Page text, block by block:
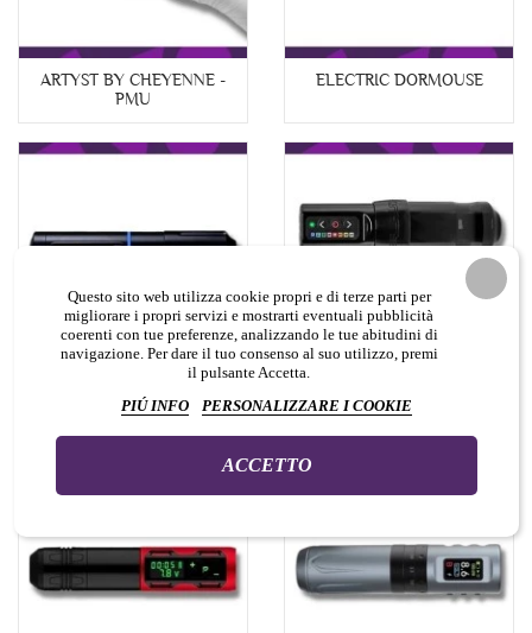
ARTYST BY CHEYENNE -
PMU
ELECTRIC DORMOUSE
MACHINES
Questo sito web utilizza cookie propri e di terze parti per
migliorare i propri servizi e mostrarti eventuali pubblicità
coerenti con tue preferenze, analizzando le tue abitudini di
navigazione. Per dare il tuo consenso al suo utilizzo, premi
il pulsante Accetta.
PIÚ INFO
PERSONALIZZARE I COOKIE
ACCETTO